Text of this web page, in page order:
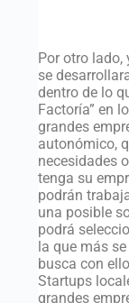
Por otro lado,
se
dentro de lo
Factoría” en
grandes
autonómico,
necesidades
tenga su
podrán
una posible
podrá
la que más
busca con
Startups
grandes